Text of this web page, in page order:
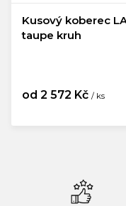
Kusový koberec
taupe kruh
od 2 572 Kč / ks